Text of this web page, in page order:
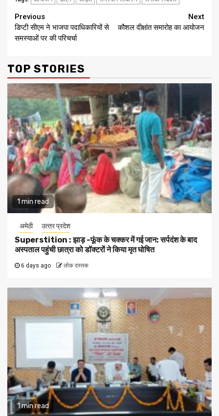
Continue
Reading
Previous
डिप्टी सीएम ने भाजपा पदाधिकारियों से
समस्याओं पर की परिचर्चा
Next
कौशल दीक्षांत समारोह का आयोजन
TOP STORIES
1 min read
अमेठी उत्‍तर प्रदेश
Superstition : झाड़ -फूंक के चक्कर में गई जान: सर्पदंश के बाद
अस्पताल पहुंची छात्रा को डॉक्टरों ने किया मृत घोषित
6 days ago लोक दस्तक
1 min read